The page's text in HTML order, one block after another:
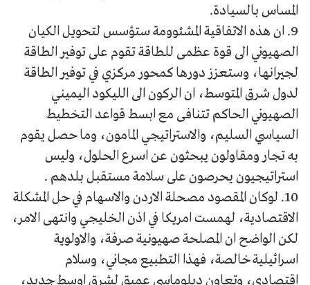
المساس بالسيادة.
9. ان هذه الاتفاقية المشئوومة ستؤسس لتحويل الكيان
الصهيوني الى قوة عظمى للطاقة تقوم على توفير الطاقة
لجيرانها، وستعزز دورها كمحور مركزي في توفير الطاقة
لدول شرق المتوسط، ان الركون الى الليكود اليميني
الصهيوني الحاكم تتنافى مع ابسط قواعد التخطيط
السياسي السليم، والاستراتيجي المامون، وما حصل يقوم
به تجار ومقاولون يبحثون عن اسرع الحلول، وليس
استراتيجيون يحرصون على سلامة مستقبل بلدهم .
10. لوكان المقصود مصحلة الاردن والاسهام في حل المشكلة
الاقتصادية، لهمست امريكا في اذن الخليجي وانتهى الامر،
لكن الواضح ان المصلحة صهيونية صرفة، والاولوية
اسرائيلية خالصة، فهذا التطبيع مجاني، وسلام
اقتصادي، وتعاون دبلوماسي عميق لشرق اوسط جديد،